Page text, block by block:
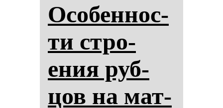
Осо­бен­нос­
ти стро­
ения руб­
цов на мат­